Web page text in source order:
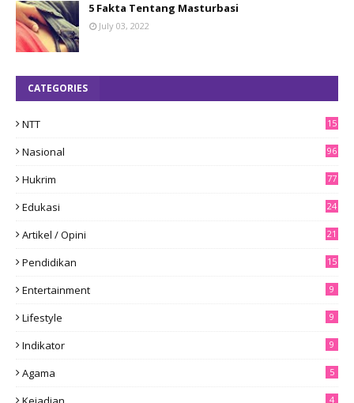
5 Fakta Tentang Masturbasi
July 03, 2022
CATEGORIES
NTT
15
Nasional 96
Hukrim 77
Edukasi 24
Artikel / Opini 21
Pendidikan 15
Entertainment 9
Lifestyle 9
Indikator 9
Agama 5
4